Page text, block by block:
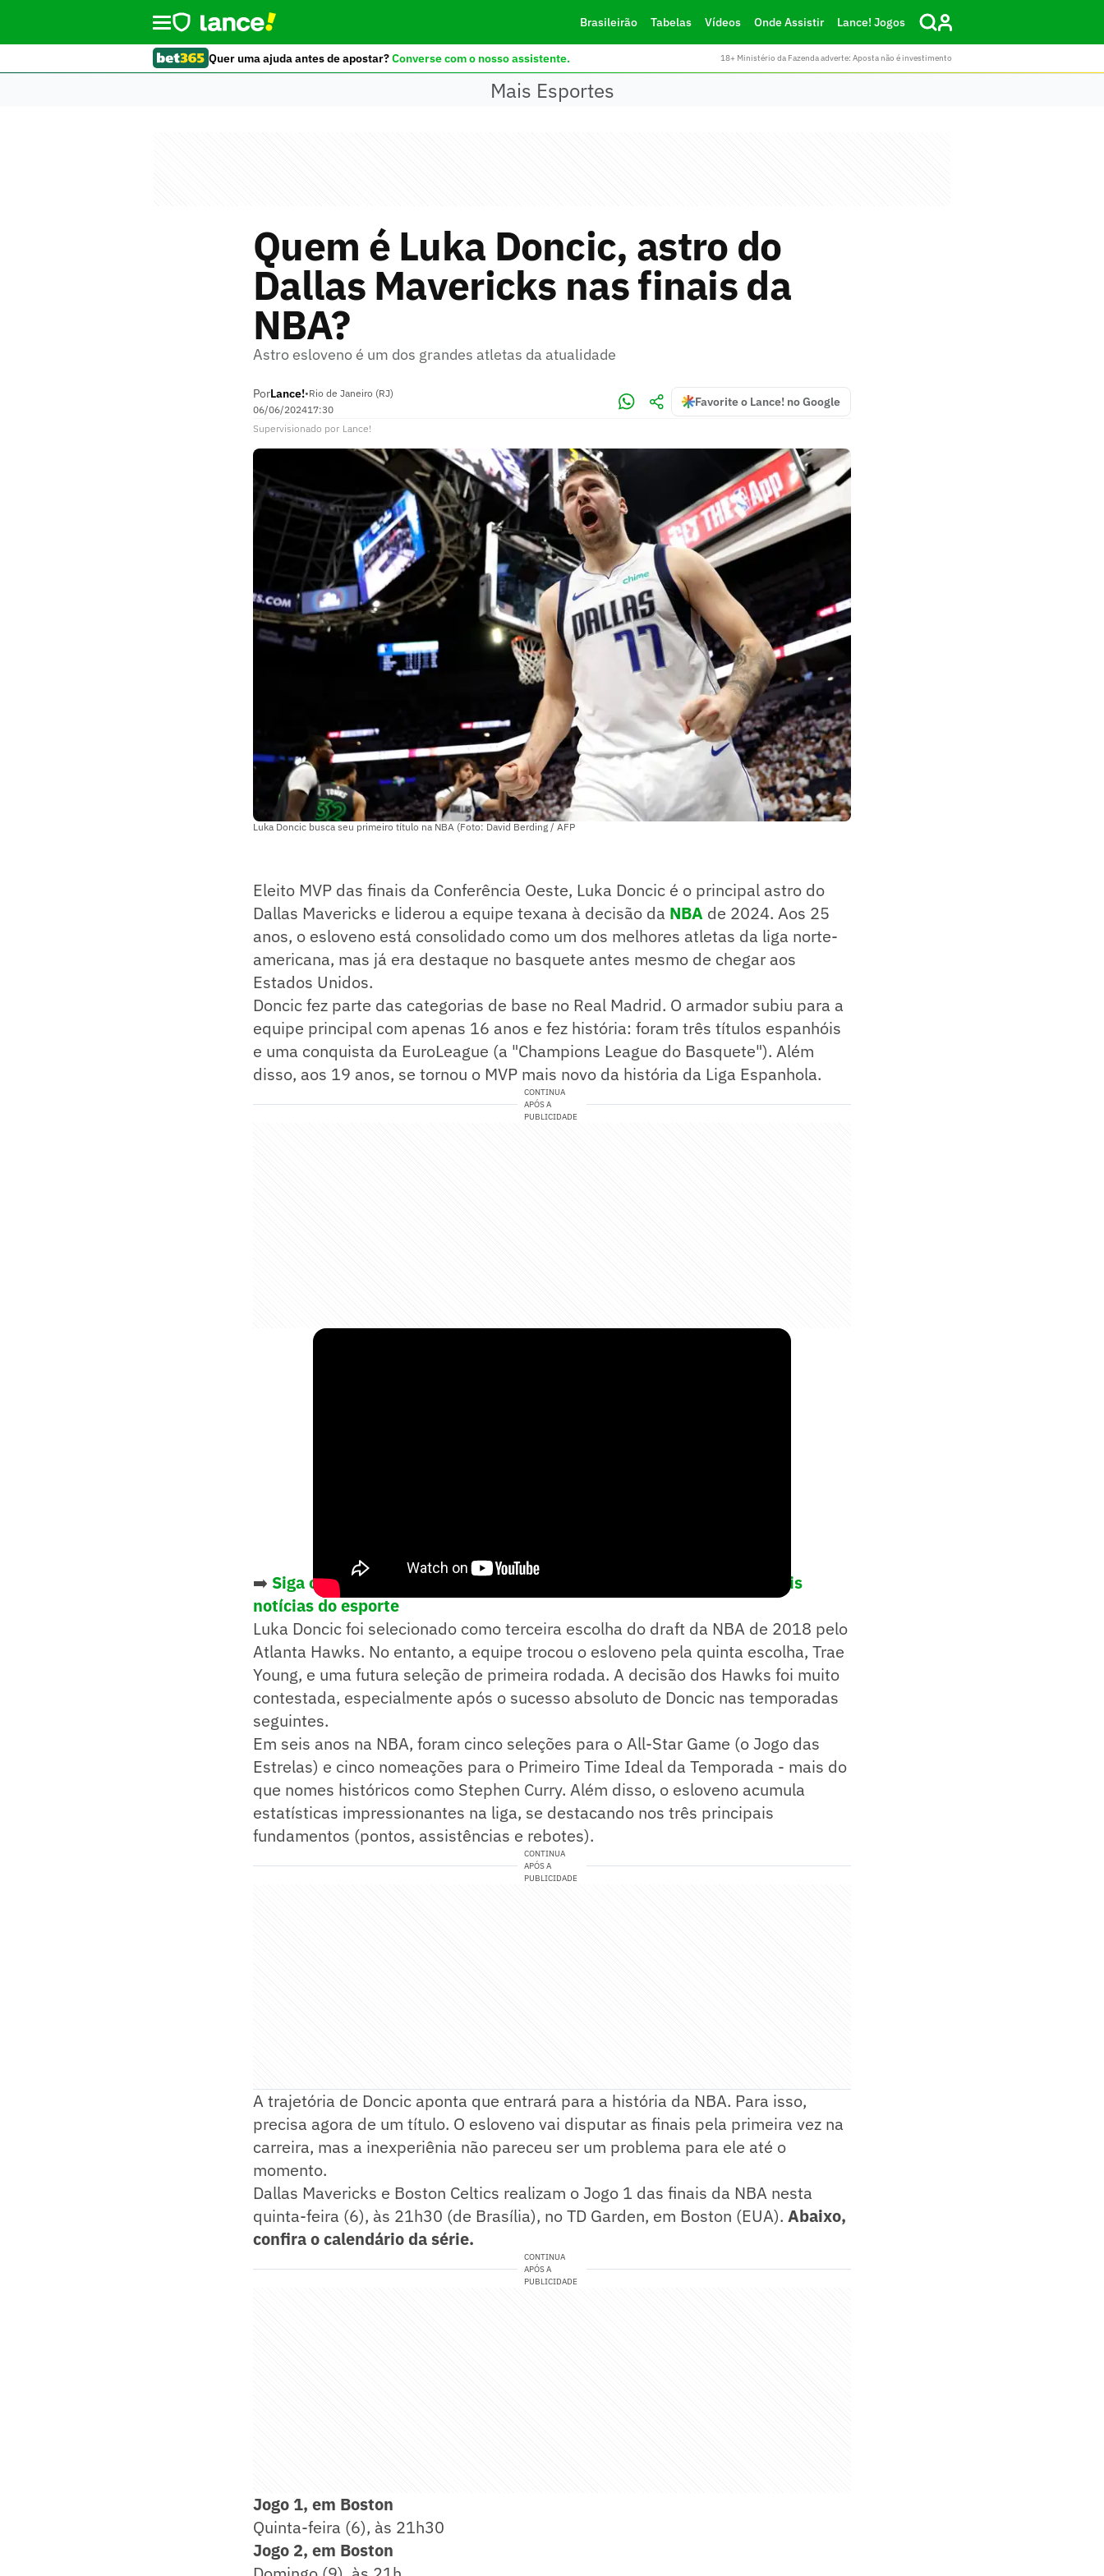
Brasileirão Tabelas Vídeos Onde Assistir Lance! Jogos
Quer uma ajuda antes de apostar?Converse com o nosso assistente. 18+ Ministério da Fazenda adverte: Aposta não é investimento
Mais Esportes
Quem é Luka Doncic, astro do
Dallas Mavericks nas finais da
NBA?
Astro esloveno é um dos grandes atletas da atualidade
PorLance!•Rio de Janeiro (RJ)
06/06/202417:30
Favorite o Lance! no Google
Supervisionado por Lance!
Luka Doncic busca seu primeiro título na NBA (Foto: David Berding / AFP
Eleito MVP das finais da Conferência Oeste, Luka Doncic é o principal astro do
Dallas Mavericks e liderou a equipe texana à decisão da NBA de 2024. Aos 25
anos, o esloveno está consolidado como um dos melhores atletas da liga norte-
americana, mas já era destaque no basquete antes mesmo de chegar aos
Estados Unidos.
Doncic fez parte das categorias de base no Real Madrid. O armador subiu para a
equipe principal com apenas 16 anos e fez história: foram três títulos espanhóis
e uma conquista da EuroLeague (a "Champions League do Basquete"). Além
disso, aos 19 anos, se tornou o MVP mais novo da história da Liga Espanhola.
CONTINUA
APÓS A
PUBLICIDADE
➡️ Siga o Lance! no WhatsApp e acompanhe em tempo real as principais
notícias do esporte
Luka Doncic foi selecionado como terceira escolha do draft da NBA de 2018 pelo
Atlanta Hawks. No entanto, a equipe trocou o esloveno pela quinta escolha, Trae
Young, e uma futura seleção de primeira rodada. A decisão dos Hawks foi muito
contestada, especialmente após o sucesso absoluto de Doncic nas temporadas
seguintes.
Em seis anos na NBA, foram cinco seleções para o All-Star Game (o Jogo das
Estrelas) e cinco nomeações para o Primeiro Time Ideal da Temporada - mais do
que nomes históricos como Stephen Curry. Além disso, o esloveno acumula
estatísticas impressionantes na liga, se destacando nos três principais
fundamentos (pontos, assistências e rebotes).
CONTINUA
APÓS A
PUBLICIDADE
A trajetória de Doncic aponta que entrará para a história da NBA. Para isso,
precisa agora de um título. O esloveno vai disputar as finais pela primeira vez na
carreira, mas a inexperiênia não pareceu ser um problema para ele até o
momento.
Dallas Mavericks e Boston Celtics realizam o Jogo 1 das finais da NBA nesta
quinta-feira (6), às 21h30 (de Brasília), no TD Garden, em Boston (EUA). Abaixo,
confira o calendário da série.
CONTINUA
APÓS A
PUBLICIDADE
Jogo 1, em Boston
Quinta-feira (6), às 21h30
Jogo 2, em Boston